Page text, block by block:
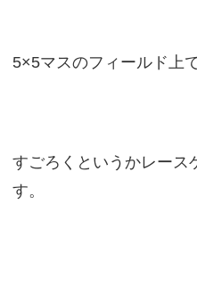
5×5マスのフィールド上
すごろくというかレース
す。